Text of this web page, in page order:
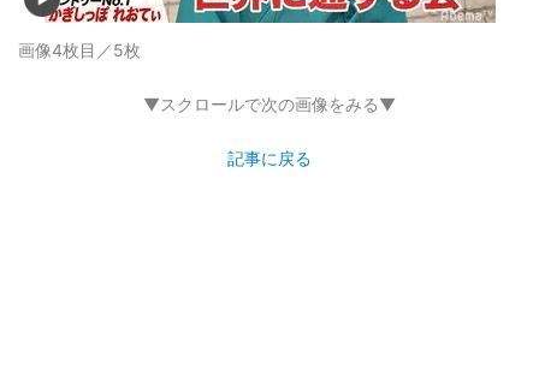
画像4枚目／5枚
▼スクロールで次の画像をみる▼
記事に戻る